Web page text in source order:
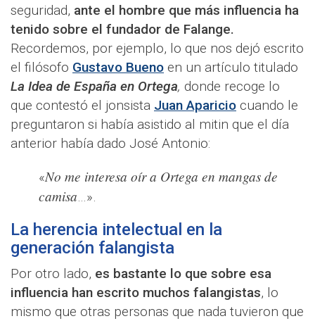
seguridad, ante el hombre que más influencia ha
tenido sobre el fundador de Falange.
Recordemos, por ejemplo, lo que nos dejó escrito
el filósofo Gustavo Bueno en un artículo titulado
La Idea de España en Ortega, donde recoge lo
que contestó el jonsista Juan Aparicio cuando le
preguntaron si había asistido al mitin que el día
anterior había dado José Antonio:
«No me interesa oír a Ortega en mangas de
camisa…».
La herencia intelectual en la
generación falangista
Por otro lado, es bastante lo que sobre esa
influencia han escrito muchos falangistas, lo
mismo que otras personas que nada tuvieron que